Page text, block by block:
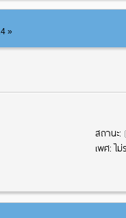
»
สถานะ:
เพศ: ไม่